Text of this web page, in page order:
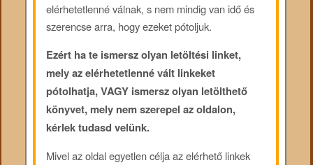
elérhetetlenné válnak, s nem mindig van idő és
szerencse arra, hogy ezeket pótoljuk.
Ezért ha te ismersz olyan letöltési linket,
mely az elérhetetlenné vált linkeket
pótolhatja, VAGY ismersz olyan letölthető
könyvet, mely nem szerepel az oldalon,
kérlek tudasd velünk.
Mivel az oldal egyetlen célja az elérhető linkek